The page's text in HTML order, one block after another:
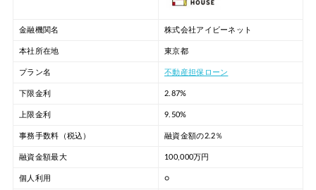
金融機関名 株式会社アイビーネット
本社所在地 東京都
プラン名 不動産担保ローン
下限金利 2.87%
上限金利 9.50%
事務手数料（税込） 融資金額の2.2％
融資金額最大 100,000万円
個人利用 ○